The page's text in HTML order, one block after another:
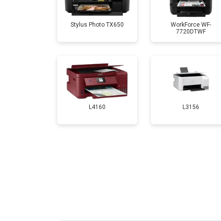
Замена Wi-Fi
Замена вала
Stylus Photo TX650
WorkForce WF-
7720DTWF
L4160 L3156